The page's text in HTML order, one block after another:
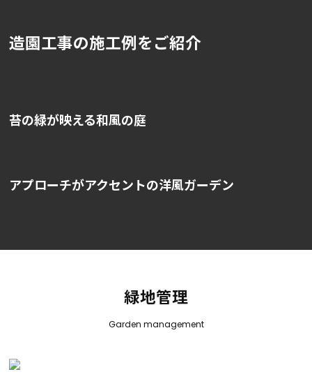
造園工事の施工例をご紹介
苔の緑が映える和風の庭
アプローチがアクセントの洋風ガーデン
緑地管理
Garden management